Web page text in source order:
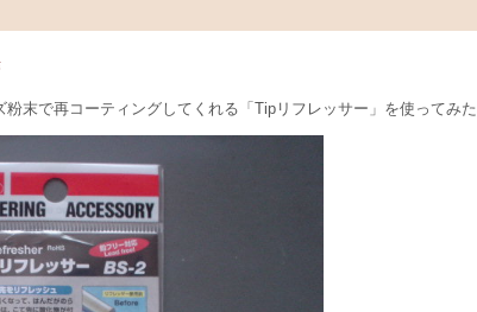
末で再コーティングしてくれる「Tipリフレッサー」を使ってみた